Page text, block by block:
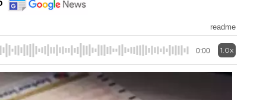
readme
0:00 1.0x